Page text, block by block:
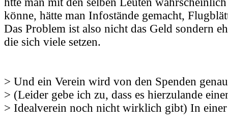
könne, hätte man Infostände gemacht,
Das Problem ist also nicht das Geld sondern
die sich viele setzen.
> Und ein Verein wird von den Spenden
> (Leider gebe ich zu, dass es hierzulande
> Idealverein noch nicht wirklich gibt) In einer